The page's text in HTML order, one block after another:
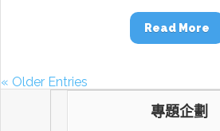
Read More
« Older Entries
專題企劃